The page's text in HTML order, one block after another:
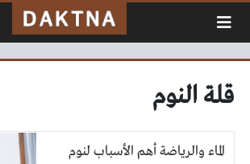
قلة النوم
الماء والرياضة أهم الأسباب لنوم